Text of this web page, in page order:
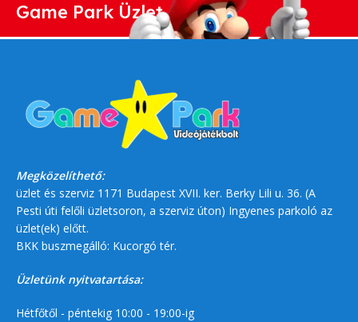
Game Park Üzlet
Megközelíthető:
üzlet és szerviz 1171 Budapest XVII. ker. Berky Lili u. 36. (A
Pesti úti felőli üzletsoron, a szerviz úton) Ingyenes parkoló az
üzlet(ek) előtt.
BKK buszmegálló: Kucorgó tér.
Üzletünk nyitvatartása:
Hétfőtől - péntekig 10:00 - 19:00-ig